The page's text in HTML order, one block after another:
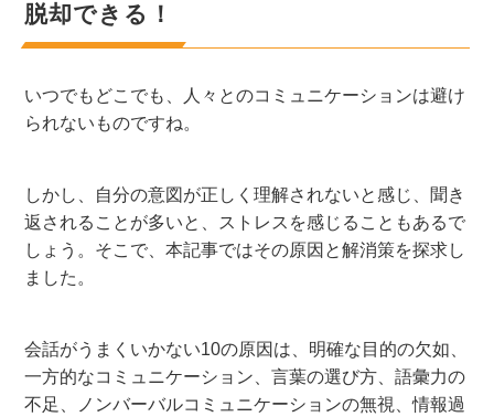
脱却できる！
いつでもどこでも、人々とのコミュニケーションは避け
られないものですね。
しかし、自分の意図が正しく理解されないと感じ、聞き
返されることが多いと、ストレスを感じることもあるで
しょう。そこで、本記事ではその原因と解消策を探求し
ました。
会話がうまくいかない10の原因は、明確な目的の欠如、
一方的なコミュニケーション、言葉の選び方、語彙力の
不足、ノンバーバルコミュニケーションの無視、情報過